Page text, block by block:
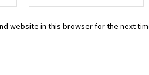
website in this browser for the next